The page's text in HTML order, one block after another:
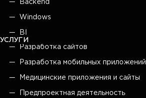
Backend
Windows
BI
УСЛУГИ
Разработка сайтов
Разработка мобильных приложений
Медицинские приложения и сайты
Предпроектная деятельность